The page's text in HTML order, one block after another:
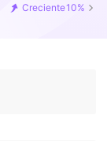
Creciente10%